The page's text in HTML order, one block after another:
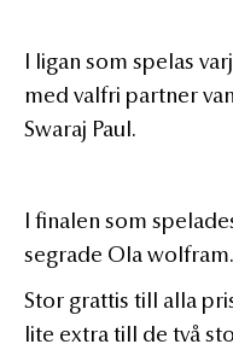
I ligan som spelas
med valfri partner
Swaraj Paul.
I finalen som
segrade Ola wolfram.
Stor grattis till alla
lite extra till de två